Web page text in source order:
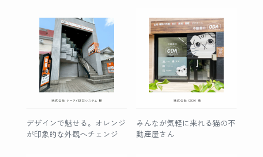
デザインで魅せる。オレンジ
が印象的な外観へチェンジ
みんなが気軽に来れる猫の不
動産屋さん